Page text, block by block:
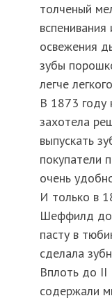
толченый
освежения
зубы
легче
В 1873 году
захотела
выпускать
покупатели
очень
И только в
Шеффилд
пасту в
сделала
Вплоть до II
содержали